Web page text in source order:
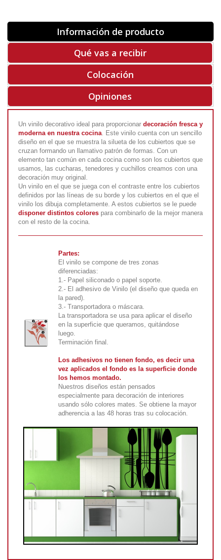
Información de producto
Qué vas a recibir
Colocación
Opiniones
Un vinilo decorativo ideal para proporcionar decoración fresca y
moderna en nuestra cocina. Este vinilo cuenta con un sencillo
diseño en el que se muestra la silueta de los cubiertos que se
cruzan formando un llamativo patrón de formas. Con un
elemento tan común en cada cocina como son los cubiertos que
usamos, las cucharas, tenedores y cuchillos creamos con una
decoración muy original.
Un vinilo en el que se juega con el contraste entre los cubiertos
definidos por las líneas de su borde y los cubiertos en el que el
vinilo los dibuja completamente. A estos cubiertos se le puede
disponer distintos colores para combinarlo de la mejor manera
con el resto de la cocina.
Partes:
El vinilo se compone de tres zonas
diferenciadas:
1.- Papel siliconado o papel soporte.
2.- El adhesivo de Vinilo (el diseño que queda en
la pared).
3.- Transportadora o máscara.
La transportadora se usa para aplicar el diseño
en la superficie que queramos, quitándose
luego.
Terminación final.
Los adhesivos no tienen fondo, es decir una
vez aplicados el fondo es la superficie donde
los hemos montado.
Nuestros diseños están pensados
especialmente para decoración de interiores
usando sólo colores mates. Se obtiene la mayor
adherencia a las 48 horas tras su colocación.